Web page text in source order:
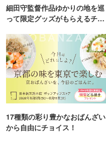
細田守監督作品ゆかりの地を巡
って限定グッズがもらえるチャ
17種類の彩り豊かなおばんざい
から自由にチョイス！